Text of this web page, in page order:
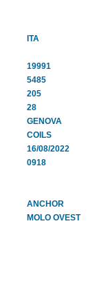
ITA
19991
5485
205
28
GENOVA
COILS
16/08/2022
0918
ANCHOR
MOLO OVEST